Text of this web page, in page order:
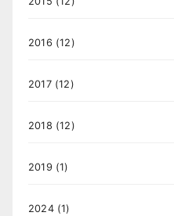
2016 (12)
2017(12)
2018 (12)
2019 (1)
2024(1)